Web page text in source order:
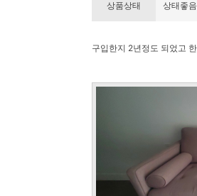
상품상태 상태좋음
구입한지 2년정도 되었고